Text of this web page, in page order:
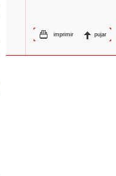
imprimir pujar